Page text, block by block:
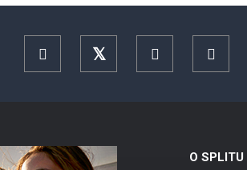
FacebookTwitter YouTube
O SPLITU